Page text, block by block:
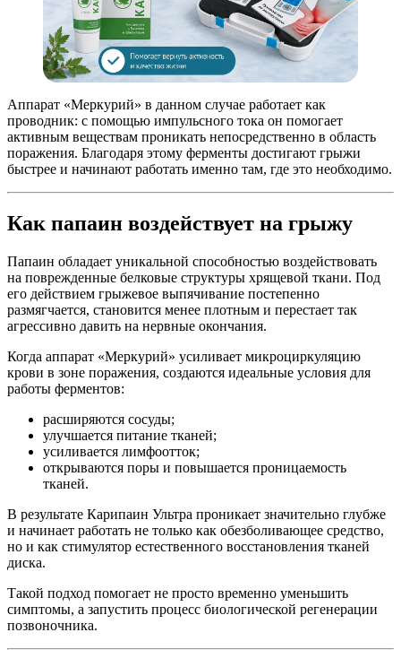
Аппарат «Меркурий» в данном случае работает как
проводник: с помощью импульсного тока он помогает
активным веществам проникать непосредственно в область
поражения. Благодаря этому ферменты достигают грыжи
быстрее и начинают работать именно там, где это необходимо.
Как папаин воздействует на грыжу
Папаин обладает уникальной способностью воздействовать
на поврежденные белковые структуры хрящевой ткани. Под
его действием грыжевое выпячивание постепенно
размягчается, становится менее плотным и перестает так
агрессивно давить на нервные окончания.
Когда аппарат «Меркурий» усиливает микроциркуляцию
крови в зоне поражения, создаются идеальные условия для
работы ферментов:
расширяются сосуды;
улучшается питание тканей;
усиливается лимфоотток;
открываются поры и повышается проницаемость
тканей.
В результате Карипаин Ультра проникает значительно глубже
и начинает работать не только как обезболивающее средство,
но и как стимулятор естественного восстановления тканей
диска.
Такой подход помогает не просто временно уменьшить
симптомы, а запустить процесс биологической регенерации
позвоночника.